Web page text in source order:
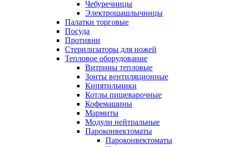
Чебуречницы
Электрошашлычницы
Палатки торговые
Посуда
Противни
Стерилизаторы для ножей
Тепловое оборудование
Витрины тепловые
Зонты вентиляционные
Кипятильники
Котлы пищеварочные
Кофемашины
Мармиты
Модули нейтральные
Пароконвектоматы
Пароконвектоматы